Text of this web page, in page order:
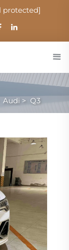
protected]
Audi > Q3